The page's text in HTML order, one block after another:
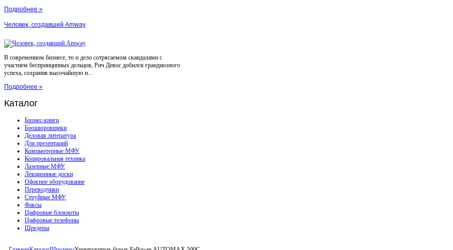
Подробнее »
Человек, создавший Amway
В современном бизнесе, то и дело сотрясаемом скандалами с
участием беспринципных дельцов, Рич Девос добился грандиозного
успеха, сохранив высочайшую н...
Подробнее »
Каталог
Бизнес-книги
Брошюровщики
Деловая литература
Для презентаций
Компьютерные МФУ
Копировальная техника
Лазерные МФУ
Лекционные доски
Офисное оборудование
Переводчики
Струйные МФУ
Факсы
Цифровые блокноты
Цифровые телефоны
Шредеры